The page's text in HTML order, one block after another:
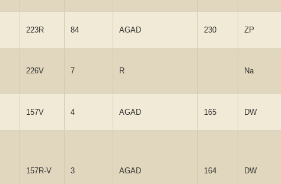
223R 84 AGAD 230 ZP
226V 7 R Na
157V 4 AGAD 165 DW
157R-V 3 AGAD 164 DW